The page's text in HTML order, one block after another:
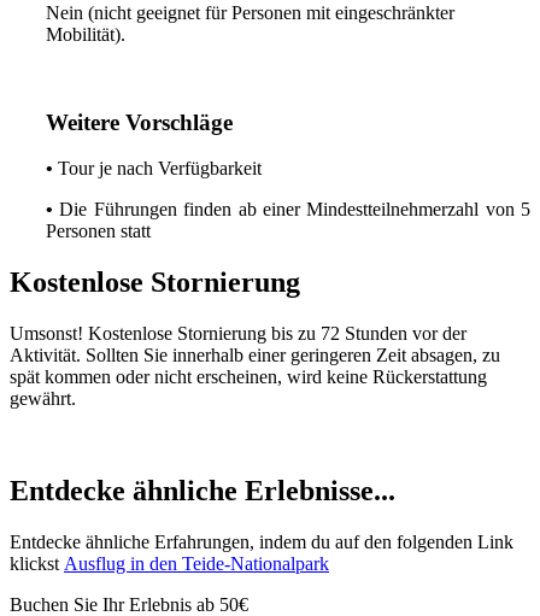
Nein (nicht geeignet für Personen mit eingeschränkter
Mobilität).
Weitere Vorschläge
• Tour je nach Verfügbarkeit
•Die Führungen finden ab einer Mindestteilnehmerzahl von 5
Personen statt
Kostenlose Stornierung
Umsonst! Kostenlose Stornierung bis zu 72 Stunden vor der
Aktivität. Sollten Sie innerhalb einer geringeren Zeit absagen, zu
spät kommen oder nicht erscheinen, wird keine Rückerstattung
gewährt.
Entdecke ähnliche Erlebnisse...
Entdecke ähnliche Erfahrungen, indem du auf den folgenden Link
klickst Ausflug in den Teide-Nationalpark
Buchen Sie Ihr Erlebnis ab 50€